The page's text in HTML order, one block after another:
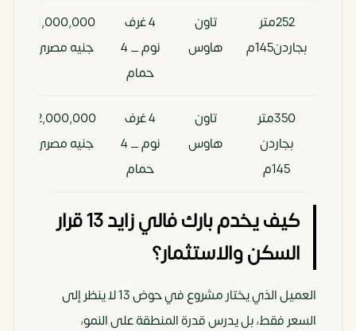
252متر
بجاردن145م
تاون
هاوس
4 غرف
نوم _ 4
حمام
11,000,000
جنيه مصري
350متر
بجاردن
145م
تاون
هاوس
4 غرف
نوم _ 4
حمام
12,000,000
جنيه مصري
كيف يخدم بارك فالي زايد 13 قرار
السكن والاستثمار؟
العميل الذي يختار مشروع في حوض 13 لا ينظر إلى
السعر فقط، بل يدرس قدرة المنطقة على النمو،